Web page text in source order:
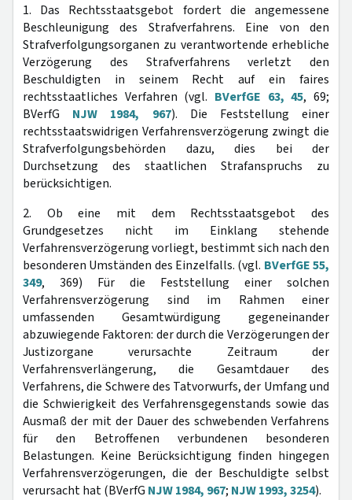
1. Das Rechtsstaatsgebot fordert die angemessene
Beschleunigung des Strafverfahrens. Eine von den
Strafverfolgungsorganen zu verantwortende erhebliche
Verzögerung des Strafverfahrens verletzt den
Beschuldigten in seinem Recht auf ein faires
rechtsstaatliches Verfahren (vgl. BVerfGE 63, 45, 69;
BVerfG NJW 1984, 967). Die Feststellung einer
rechtsstaatswidrigen Verfahrensverzögerung zwingt die
Strafverfolgungsbehörden dazu, dies bei der
Durchsetzung des staatlichen Strafanspruchs zu
berücksichtigen.
2. Ob eine mit dem Rechtsstaatsgebot des
Grundgesetzes nicht im Einklang stehende
Verfahrensverzögerung vorliegt, bestimmt sich nach den
besonderen Umständen des Einzelfalls. (vgl. BVerfGE 55,
349, 369) Für die Feststellung einer solchen
Verfahrensverzögerung sind im Rahmen einer
umfassenden Gesamtwürdigung gegeneinander
abzuwiegende Faktoren: der durch die Verzögerungen der
Justizorgane verursachte Zeitraum der
Verfahrensverlängerung, die Gesamtdauer des
Verfahrens, die Schwere des Tatvorwurfs, der Umfang und
die Schwierigkeit des Verfahrensgegenstands sowie das
Ausmaß der mit der Dauer des schwebenden Verfahrens
für den Betroffenen verbundenen besonderen
Belastungen. Keine Berücksichtigung finden hingegen
Verfahrensverzögerungen, die der Beschuldigte selbst
verursacht hat (BVerfG NJW 1984, 967; NJW 1993, 3254).